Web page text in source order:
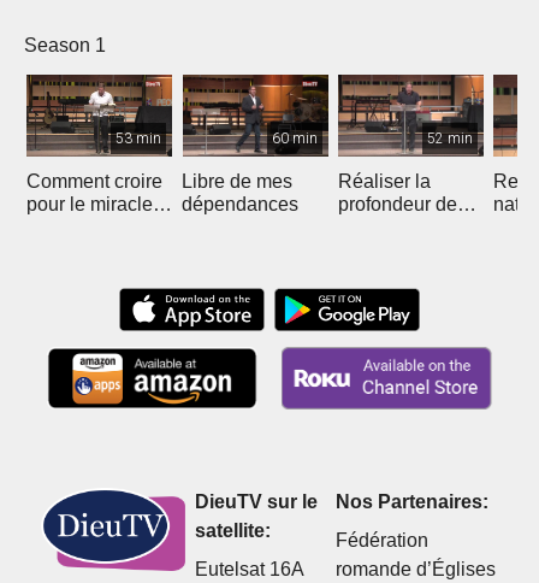
Season 1
53 min
Comment croire
pour le miracle
60 min
Libre de mes
dépendances
52 min
Réaliser la
profondeur de
DieuTV sur le
satellite:
Eutelsat 16A
Nos Partenaires:
Fédération
romande d’Églises